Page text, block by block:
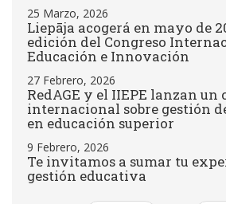
25 Marzo, 2026
Liepāja acogerá en mayo de
edición del Congreso
Educación e Innovación
27 Febrero, 2026
RedAGE y el IIEPE lanzan un
internacional sobre gestión
en educación superior
9 Febrero, 2026
Te invitamos a sumar tu
gestión educativa